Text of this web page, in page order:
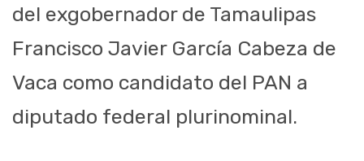
del exgobernador de Tamaulipas
Francisco Javier García Cabeza de
Vaca como candidato del PAN a
diputado federal plurinominal.